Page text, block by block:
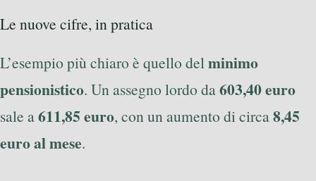
Le nuove cifre, in pratica
L’esempio più chiaro è quello delminimo
pensionistico. Un assegno lordo da603,40 euro
sale a611,85 euro, con un aumento di circa8,45
euro al mese.